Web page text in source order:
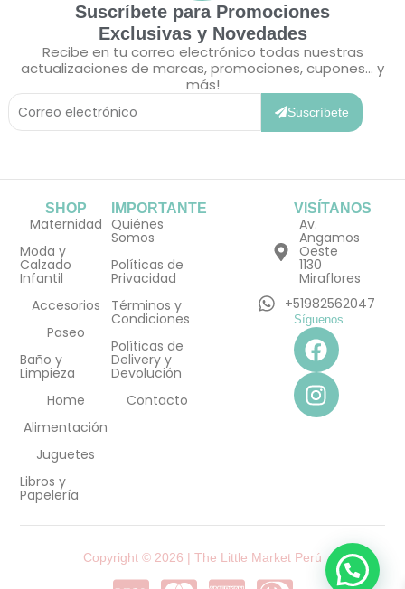
Suscríbete para Promociones
Exclusivas y Novedades
Recibe en tu correo electrónico todas nuestras
actualizaciones de marcas, promociones, cupones... y
más!
Correo
Electrónico
Suscríbete
SHOP
Maternidad
Moda y
Calzado
Infantil
Accesorios
Paseo
Baño y
Limpieza
Home
Alimentación
Juguetes
Libros y
Papelería
IMPORTANTE
Quiénes
Somos
Políticas de
Privacidad
Términos y
Condiciones
Políticas de
Delivery y
Devolución
Contacto
VISÍTANOS
Av.
Angamos
Oeste
1130
Miraflores
+51982562047
Síguenos
F
a
c
e
b
I
n
s
t
a
m
Copyright © 2026 | The Little Market Perú